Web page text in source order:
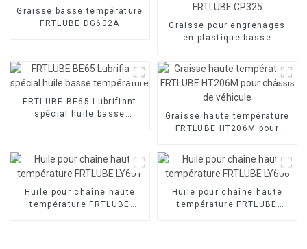
Graisse basse température
FRTLUBE DG602A
Graisse pour engrenages
en plastique basse
FRTLUBE BE65 Lubrifiant
spécial huile basse
Graisse haute température
FRTLUBE HT206M pour
Huile pour chaîne haute
température FRTLUBE
Huile pour chaîne haute
température FRTLUBE